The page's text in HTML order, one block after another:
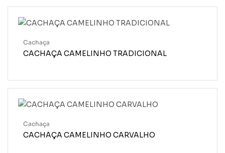
CACHAÇA CAMELINHO TRADICIONAL
Cachaça
CACHAÇA CAMELINHO CARVALHO
Cachaça